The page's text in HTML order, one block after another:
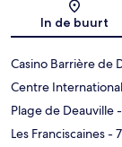
In de buurt
Casino Barrière de
Centre
Plage de Deauville
Les Franciscaines-